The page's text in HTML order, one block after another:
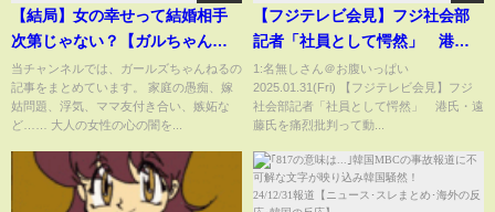
【結局】女の幸せって結婚相手
次第じゃない？【ガルちゃんま
とめ】
当チャンネルでは、ガールズちゃんねるの
記事をまとめています。 家庭の愚痴、嫁
姑問題、浮気、ママ友付き合い、嫉妬な
ど…… 大人の女性の心の闇を...
【フジテレビ会見】フジ社会部
記者「社員として愕然」 港
氏・遠藤氏を痛烈批判
1:名無しさん＠お腹いっぱい
2025.01.31(Fri) 【フジテレビ会見】フジ
社会部記者「社員として愕然」 港氏・遠
藤氏を痛烈批判って動...